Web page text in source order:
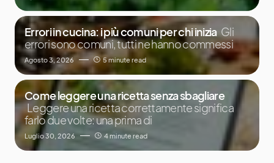
Errori in cucina: i più comuni per chi inizia Gli
errori sono comuni, tutti ne hanno commessi
Agosto 3, 2026 5 minute read
Come leggere una ricetta senza sbagliare
Leggere una ricetta correttamente significa
farlo due volte: una prima di
Luglio 30, 2026 4 minute read